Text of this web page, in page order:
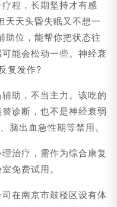
程，长期坚持才有感
天天头昏失眠又不想一
助位，能帮你把状态往
能会松动一些。神经衰
复发作?
助，不当主力。该吃的
诊断，也不是神经衰弱
脑出血急性期等禁用。
治疗，需作为综合康复
免费试用。
在南京市鼓楼区设有体